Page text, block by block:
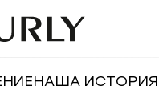
НАША ИСТОРИЯ